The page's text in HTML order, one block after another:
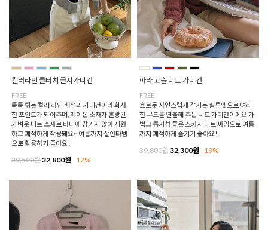
컬러라인 쿨터치 골지가디건
FREE
톡톡 튀는 컬러 라인 배색의 가디건이라 화사
한 포인트가 되어주며, 레이온 소재가 혼방된
가벼운 니트 소재로 바디에 감기지 않아 시원
하고 쾌적하게 착용돼요~ 여름까지 살안타템
으로 활용하기 좋아요!
39,500원32,800원 17%
아라 고슬 니트 가디건
FREE
흐르듯 자연스럽게 감기는 실루엣으로 여리
한 무드를 연출해 주는 니트 가디건이에요 가
볍고 통기성 좋은 스카시 니트 짜임으로 여름
까지 쾌적하게 즐기기 좋아요!
39,800원32,300원 19%